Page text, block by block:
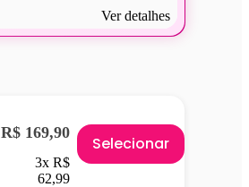
Ver detalhes
R$ 169,90
3x R$
62,99
Selecionar